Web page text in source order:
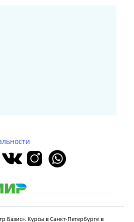
Курсы в Санкт-Петербурге в